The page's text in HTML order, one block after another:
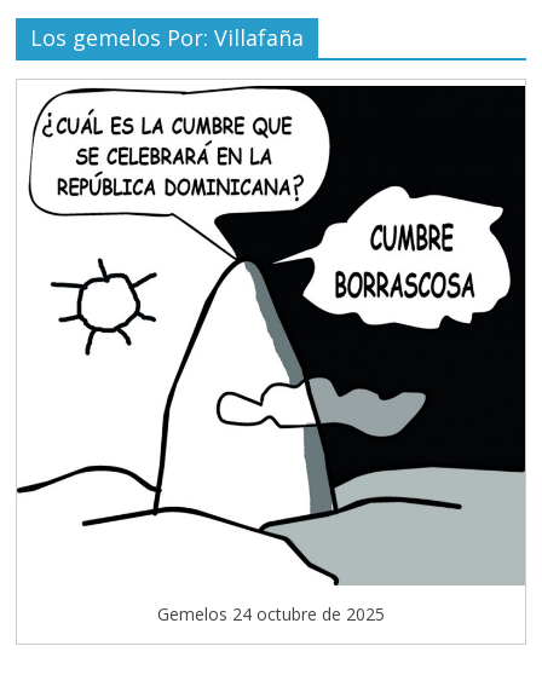
Los gemelos Por: Villafaña
Gemelos 24 octubre de 2025